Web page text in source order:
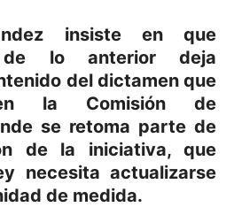
insiste en que
lo anterior deja
del dictamen que
la Comisión de
se retoma parte de
de la iniciativa, que
necesita actualizarse
de medida.